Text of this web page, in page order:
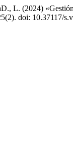
L. (2024)
doi: 10.37117/